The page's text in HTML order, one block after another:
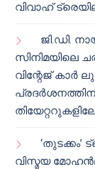
വിവാഹ്
ജി.ഡി.
സിനിമയിലെ
വിന്റേജ് കാർ
‘തുടക്കം’
വിസ്മയ